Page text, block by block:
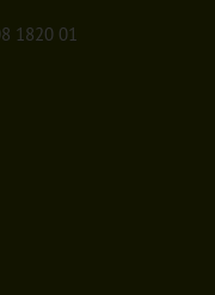
1820 01